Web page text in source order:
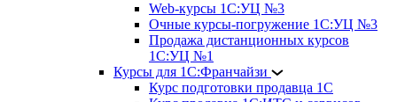
Web-курсы 1С:УЦ №3
Очные курсы-погружение 1С:УЦ №3
Продажа дистанционных курсов
1С:УЦ №1
Курсы для 1С:Франчайзи
Курс подготовки продавца 1С